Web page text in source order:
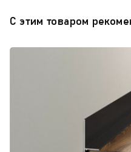
С этим товаром